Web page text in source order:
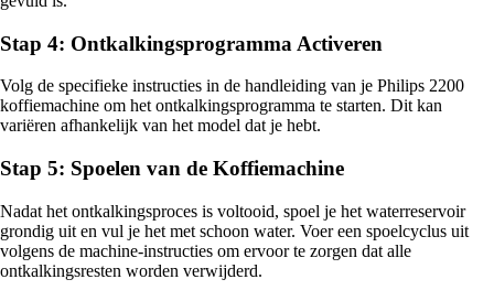
Stap 4: Ontkalkingsprogramma Activeren
Volg de specifieke instructies in de handleiding van je Philips 2200
koffiemachine om het ontkalkingsprogramma te starten. Dit kan
variëren afhankelijk van het model dat je hebt.
Stap 5: Spoelen van de Koffiemachine
Nadat het ontkalkingsproces is voltooid, spoel je het waterreservoir
grondig uit en vul je het met schoon water. Voer een spoelcyclus uit
volgens de machine-instructies om ervoor te zorgen dat alle
ontkalkingsresten worden verwijderd.